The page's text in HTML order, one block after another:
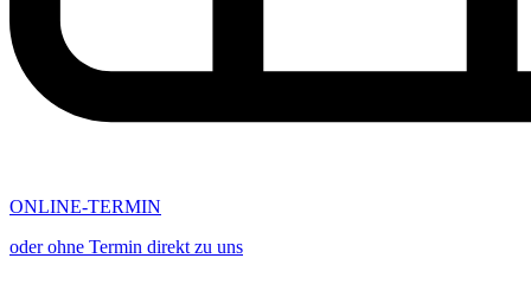
ONLINE-TERMIN
oder ohne Termin direkt zu uns